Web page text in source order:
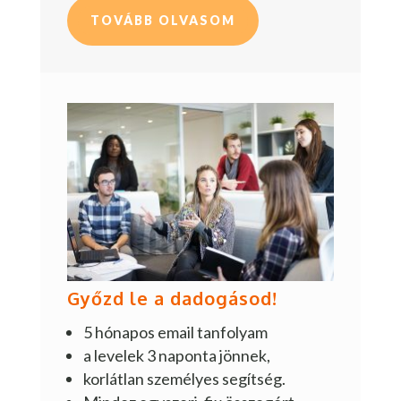
TOVÁBB OLVASOM
Győzd le a dadogásod!
5 hónapos email tanfolyam
a levelek 3 naponta jönnek,
korlátlan személyes segítség.